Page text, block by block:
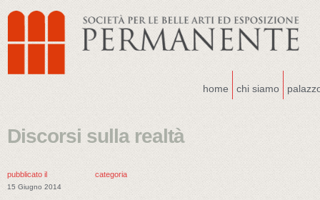
home chi siamo
Discorsi sulla realtà
pubblicato il
15 Giugno 2014
categoria